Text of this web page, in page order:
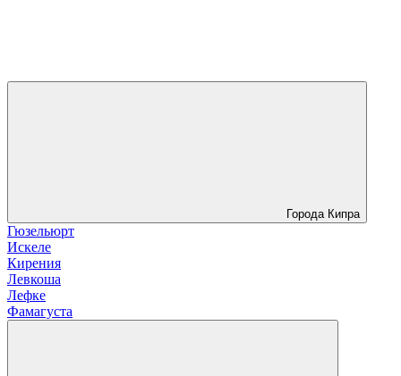
Города Кипра
Гюзельюрт
Искеле
Кирения
Левкоша
Лефке
Фамагуста